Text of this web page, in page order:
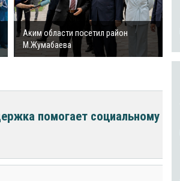
Аким области посетил район
М.Жумабаева
помогает социальному